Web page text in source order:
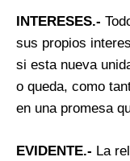
INTERESES.-
sus propios
si esta nueva
o queda, como
en una promesa
EVIDENTE.- La